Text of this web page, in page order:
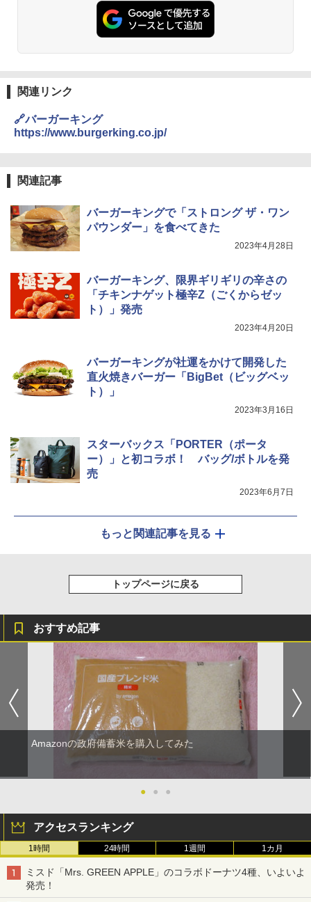
麺 小腹 インスタント アウトドアにも ロ
ーリングストック 大人買い おやつカン
パニー
3
4
カップヌードル カップヌードルPRO シ
ーフードヌードル 高たんぱく&低糖質 さ
らに塩分控えめ 78g×12個
5
カップヌードル レギュラー 日清食品 カ
暮らし 二人暮らし フラットテーブル ス
チーム調理 自動メニュー19種搭載 角皿
付き ブラック MRK-F250TSV(B)
3
ーム調理 フラットテーブル トースト機
4
TOSHIBA(東芝) スチームオーブンレン
ジ 石窯ドーム ER-D80A(K) ブラック 25
お手入れ 小型 新生活 一人暮らし 二人暮
らし ファミリー
￥34,546
5
シャープ ウォーターオーブン ヘルシオ
AX-XJ1-B ブラック 30L 2段調理 コンベ
関連リンク
🔗バーガーキング
https://www.burgerking.co.jp/
関連記事
バーガーキングで「ストロング ザ・ワン
パウンダー」を食べてきた
2023年4月28日
バーガーキング、限界ギリギリの辛さの
「チキンナゲット極辛Z（ごくからゼッ
ト）」発売
2023年4月20日
バーガーキングが社運をかけて開発した
直火焼きバーガー「BigBet（ビッグベッ
ト）」
2023年3月16日
スターバックス「PORTER（ポータ
ー）」と初コラボ！ バッグ/ボトルを発
売
2023年6月7日
もっと関連記事を見る
トップページに戻る
おすすめ記事
Amazonの政府備蓄米を購入してみた
● ● ●
アクセスランキング
1時間 24時間 1週間 1カ月
ミスド「Mrs. GREEN APPLE」のコラボドーナツ4種、いよいよ
発売！